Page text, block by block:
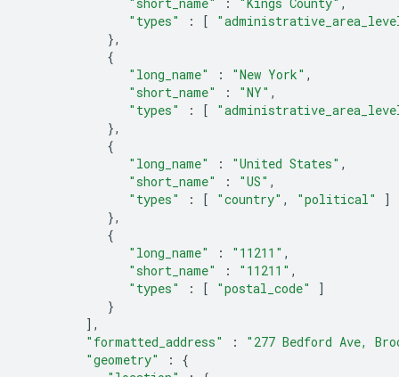
"types"
: [
},
{
"long_name"
: "New York" ,
"short_name"
: "NY" ,
"types"
: [
},
{
"long_name"
: "United States" ,
"short_name"
: "US" ,
"types"
: [ "country" , "political"
]
},
{
"long_name"
: "11211" ,
"short_name"
: "11211" ,
"types"
: [ "postal_code"
]
}
],
"formatted_address"
:
"277 Bedford Ave,
"geometry"
:
{